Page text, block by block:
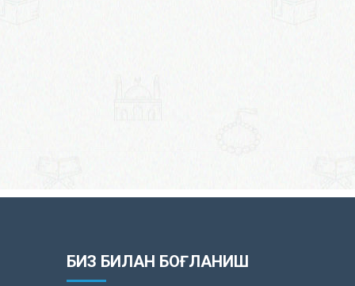
БИЗ БИЛАН БОҒЛАНИШ